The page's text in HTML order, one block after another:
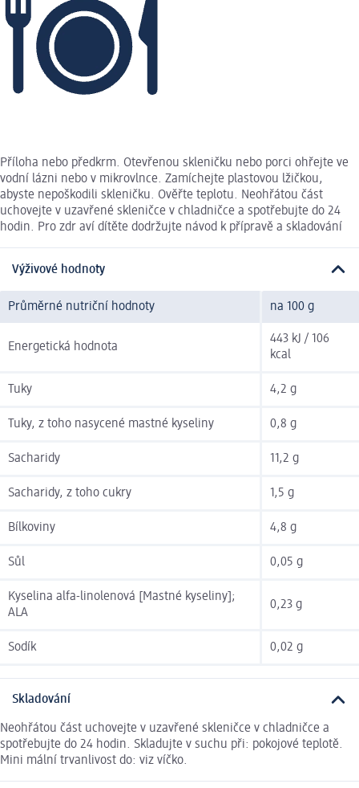
Příloha nebo předkrm. Otevřenou skleničku nebo porci ohřejte ve
vodní lázni nebo v mikrovlnce. Zamíchejte plastovou lžičkou,
abyste nepoškodili skleničku. Ověřte teplotu. Neohřátou část
uchovejte v uzavřené skleničce v chladničce a spotřebujte do 24
hodin. Pro zdr aví dítěte dodržujte návod k přípravě a skladování
Výživové hodnoty
Průměrné nutriční hodnoty na 100 g
Energetická hodnota
443 kJ / 106
kcal
Tuky 4,2 g
Tuky, z toho nasycené mastné kyseliny 0,8 g
Sacharidy 11,2 g
Sacharidy, z toho cukry 1,5 g
Bílkoviny 4,8 g
Sůl 0,05 g
Kyselina alfa-linolenová [Mastné kyseliny];
ALA
0,23 g
Sodík 0,02 g
Skladování
Neohřátou část uchovejte v uzavřené skleničce v chladničce a
spotřebujte do 24 hodin. Skladujte v suchu při: pokojové teplotě.
Mini mální trvanlivost do: viz víčko.